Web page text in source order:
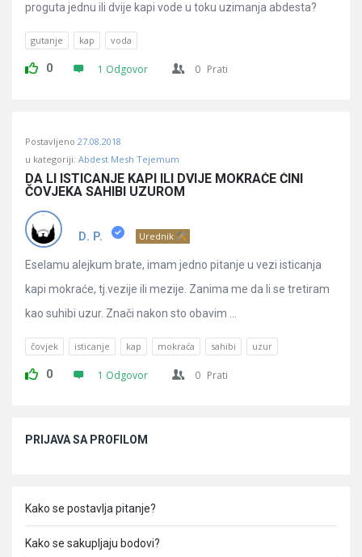
proguta jednu ili dvije kapi vode u toku uzimanja abdesta?
gutanje kap voda
0 1 Odgovor 0 Prati
Postavljeno 27.08.2018
u kategoriji: Abdest Mesh Tejemum
DA LI ISTICANJE KAPI ILI DVIJE MOKRAĆE ČINI
ČOVJEKA SAHIBI UZUROM
D. P. Urednik
Eselamu alejkum brate, imam jedno pitanje u vezi isticanja
kapi mokraće, tj.vezije ili mezije. Zanima me da li se tretiram
kao suhibi uzur. Znači nakon sto obavim ...
čovjek isticanje kap mokraća sahibi uzur
0 1 Odgovor 0 Prati
PRIJAVA SA PROFILOM
Kako se postavlja pitanje?
Kako se sakupljaju bodovi?